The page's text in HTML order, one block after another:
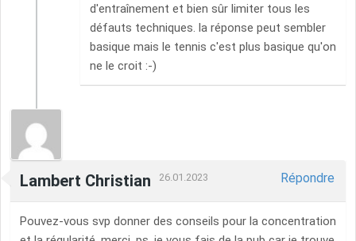
d'entraînement et bien sûr limiter tous les
défauts techniques. la réponse peut sembler
basique mais le tennis c'est plus basique qu'on
ne le croit :-)
Lambert Christian 26.01.2023 Répondre
Pouvez-vous svp donner des conseils pour la concentration